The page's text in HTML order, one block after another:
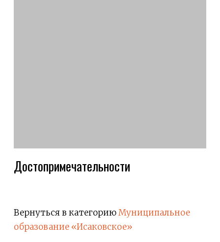
Достопримечательности
Вернуться в категориюМуниципальное
образование «Исаковское»